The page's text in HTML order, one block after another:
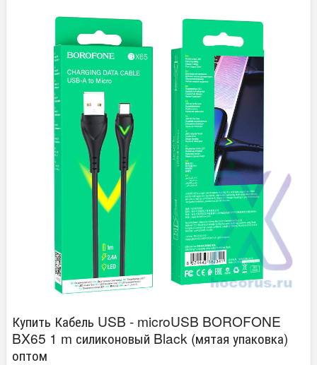
Купить Кабель USB - microUSB BOROFONE
BX65 1 m силиконовый Black (мятая упаковка)
оптом